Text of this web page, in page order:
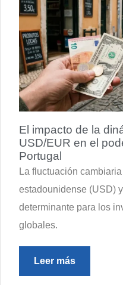
El impacto de la
USD/EUR en el
Portugal
La fluctuación
estadounidense (USD)
determinante para los
globales.
Leer más